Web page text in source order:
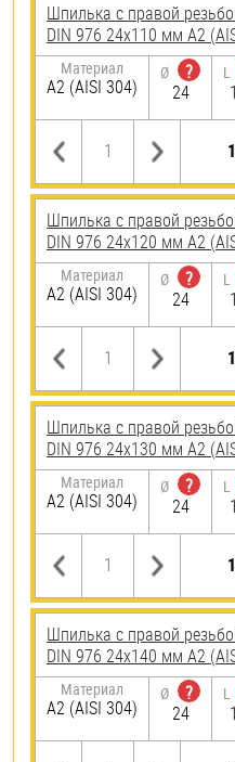
Шпилька с правой
DIN 976 24х110 мм А2
Материал
А2 (AISI 304)
Ø
?
24
L
Шпилька с правой
DIN 976 24х120 мм А2
Материал
А2 (AISI 304)
Ø
?
24
L
Шпилька с правой
DIN 976 24х130 мм А2
Материал
А2 (AISI 304)
Ø
?
24
L
Шпилька с правой
DIN 976 24х140 мм А2
Материал
А2 (AISI 304)
Ø
?
24
L